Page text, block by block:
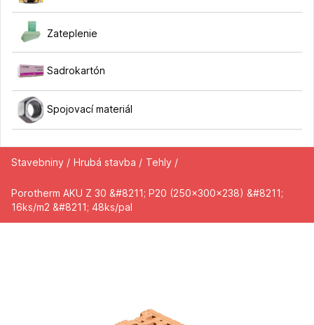
Zateplenie
Sadrokartón
Spojovací materiál
Stavebniny / Hrubá stavba / Tehly /
Porotherm AKU Z 30 &#8211; P20 (250x300x238) &#8211;
16ks/m2 &#8211; 48ks/pal